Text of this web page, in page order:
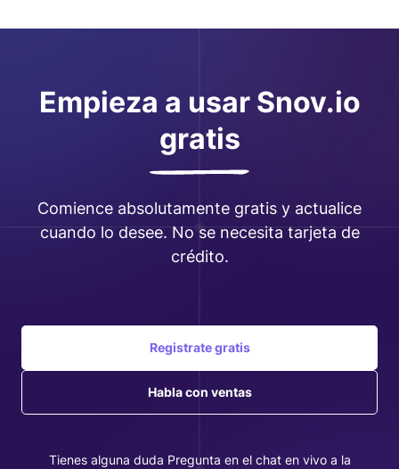
Empieza a usar Snov.io
gratis
Comience absolutamente gratis y actualice
cuando lo desee. No se necesita tarjeta de
crédito.
Registrate gratis
Habla con ventas
Tienes alguna duda Pregunta en el chat en vivo a la